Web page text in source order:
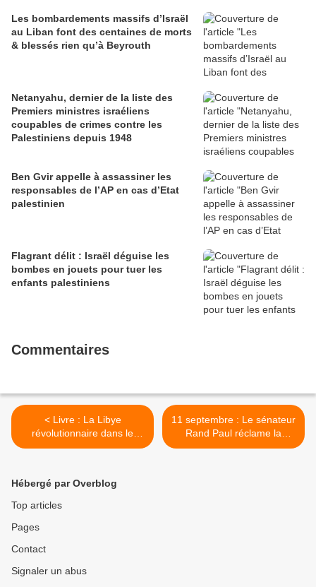
Les bombardements massifs d’Israël
au Liban font des centaines de morts
& blessés rien qu’à Beyrouth
Netanyahu, dernier de la liste des
Premiers ministres israéliens
coupables de crimes contre les
Palestiniens depuis 1948
Ben Gvir appelle à assassiner les
responsables de l’AP en cas d’Etat
palestinien
Flagrant délit : Israël déguise les
bombes en jouets pour tuer les
enfants palestiniens
Commentaires
< Livre : La Libye
révolutionnaire dans le
monde (1969-2011)
11 septembre : Le sénateur
Rand Paul réclame la
déclassification des 28
Hébergé par Overblog
Top articles
Pages
Contact
Signaler un abus